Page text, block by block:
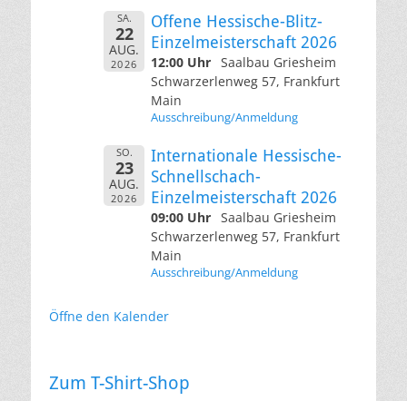
SA.
22
AUG.
2026
Offene Hessische-Blitz-
Einzelmeisterschaft 2026
12:00 Uhr Saalbau Griesheim
Schwarzerlenweg 57, Frankfurt
Main
Ausschreibung/Anmeldung
SO.
23
AUG.
2026
Internationale Hessische-
Schnellschach-
Einzelmeisterschaft 2026
09:00 Uhr Saalbau Griesheim
Schwarzerlenweg 57, Frankfurt
Main
Ausschreibung/Anmeldung
Öffne den Kalender
Zum T-Shirt-Shop